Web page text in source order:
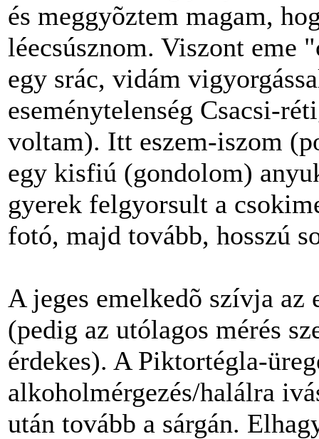
és meggyõztem magam,
léecsúsznom. Viszont eme
egy srác, vidám
eseménytelenség Csacsi-
voltam). Itt eszem-iszom
egy kisfiú (gondolom)
gyerek felgyorsult a
fotó, majd tovább, hosszú
A jeges emelkedõ szívja az
(pedig az utólagos mérés
érdekes). A Piktortégla-
alkoholmérgezés/halálra
után tovább a sárgán.